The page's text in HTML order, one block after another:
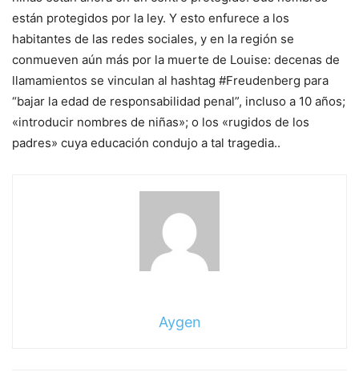
están protegidos por la ley. Y esto enfurece a los
habitantes de las redes sociales, y en la región se
conmueven aún más por la muerte de Louise: decenas de
llamamientos se vinculan al hashtag #Freudenberg para
“bajar la edad de responsabilidad penal”, incluso a 10 años;
«introducir nombres de niñas»; o los «rugidos de los
padres» cuya educación condujo a tal tragedia..
Aygen